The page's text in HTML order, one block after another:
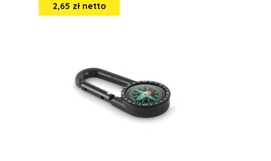
2,65 zł netto